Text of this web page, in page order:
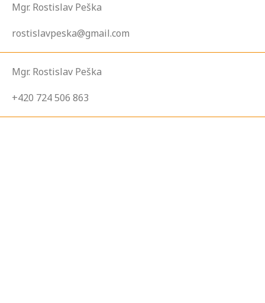
Mgr. Rostislav Peška
rostislavpeska@gmail.com
Mgr. Rostislav Peška
+420 724 506 863